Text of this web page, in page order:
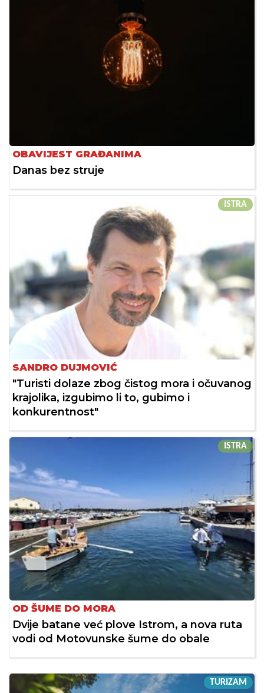
OBAVIJEST GRAĐANIMA
Danas bez struje
ISTRA
SANDRO DUJMOVIĆ
"Turisti dolaze zbog čistog mora i očuvanog
krajolika, izgubimo li to, gubimo i
konkurentnost"
ISTRA
OD ŠUME DO MORA
Dvije batane već plove Istrom, a nova ruta
vodi od Motovunske šume do obale
TURIZAM